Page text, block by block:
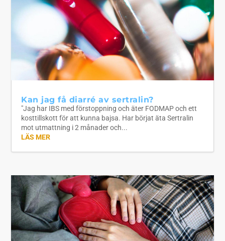
Kan jag få diarré av sertralin?
"Jag har IBS med förstoppning och äter FODMAP och ett
kosttillskott för att kunna bajsa. Har börjat äta Sertralin
mot utmattning i 2 månader och...
LÄS MER